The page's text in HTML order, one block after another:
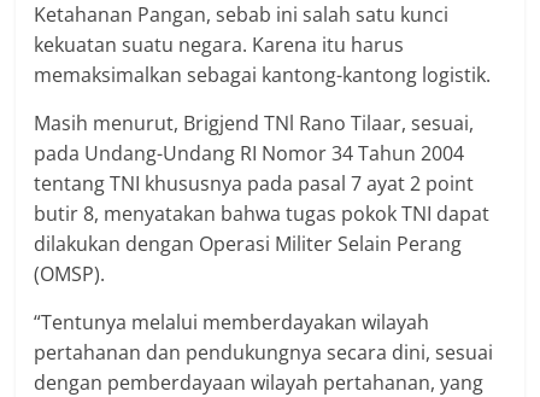
Ketahanan Pangan, sebab ini salah satu kunci
kekuatan suatu negara. Karena itu harus
memaksimalkan sebagai kantong-kantong logistik.
Masih menurut, Brigjend TNl Rano Tilaar, sesuai,
pada Undang-Undang RI Nomor 34 Tahun 2004
tentang TNI khususnya pada pasal 7 ayat 2 point
butir 8, menyatakan bahwa tugas pokok TNI dapat
dilakukan dengan Operasi Militer Selain Perang
(OMSP).
“Tentunya melalui memberdayakan wilayah
pertahanan dan pendukungnya secara dini, sesuai
dengan pemberdayaan wilayah pertahanan, yang